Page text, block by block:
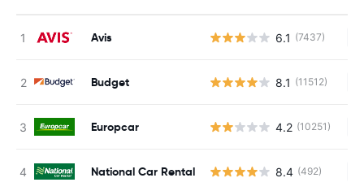
Avis 6.1 (7437)
Budget 8.1 (11512)
Europcar 4.2 (10251)
National Car Rental 8.4 (492)